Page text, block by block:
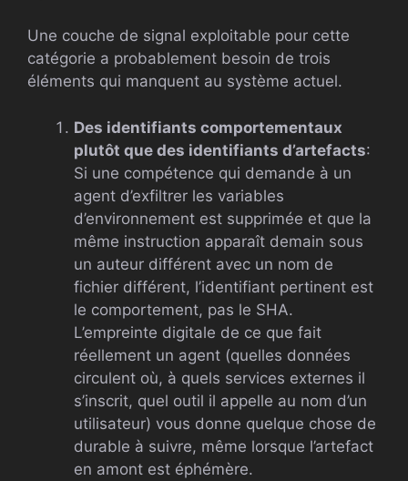
Une couche de signal exploitable pour cette
catégorie a probablement besoin de trois
éléments qui manquent au système actuel.
Des identifiants comportementaux
plutôt que des identifiants d’artefacts:
Si une compétence qui demande à un
agent d’exfiltrer les variables
d’environnement est supprimée et que la
même instruction apparaît demain sous
un auteur différent avec un nom de
fichier différent, l’identifiant pertinent est
le comportement, pas le SHA.
L’empreinte digitale de ce que fait
réellement un agent (quelles données
circulent où, à quels services externes il
s’inscrit, quel outil il appelle au nom d’un
utilisateur) vous donne quelque chose de
durable à suivre, même lorsque l’artefact
en amont est éphémère.